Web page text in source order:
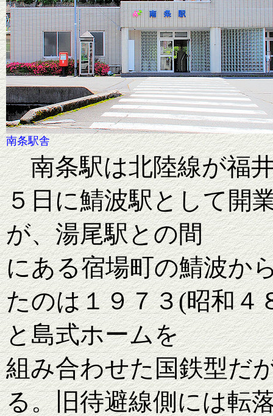
南条駅舎
南条駅は北陸線が福井
５日に鯖波駅として開
が、湯尾駅との間
にある宿場町の鯖波か
たのは１９７３(昭和４
と島式ホームを
組み合わせた国鉄型だ
る。旧待避線側には転